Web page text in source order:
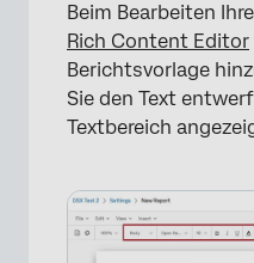
Beim Bearbeiten
Rich Content Editor
Berichtsvorlage
Sie den Text
Textbereich